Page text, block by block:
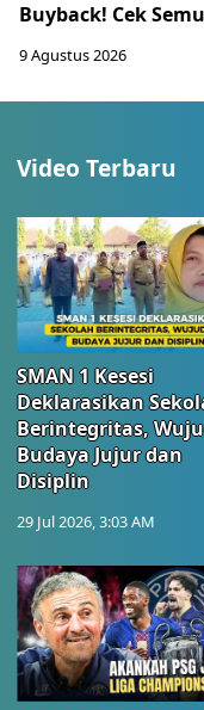
Buyback! Cek
9 Agustus 2026
Video Terbaru
SMAN 1 Kesesi
Deklarasikan
Berintegritas,
Budaya Jujur dan
Disiplin
29 Jul 2026, 3:03 AM